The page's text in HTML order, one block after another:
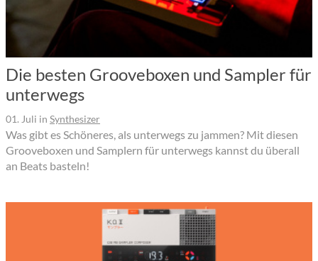
Die besten Grooveboxen und Sampler für
unterwegs
01. Juli in Synthesizer
Was gibt es Schöneres, als unterwegs zu jammen? Mit diesen
Grooveboxen und Samplern für unterwegs kannst du überall
an Beats basteln!